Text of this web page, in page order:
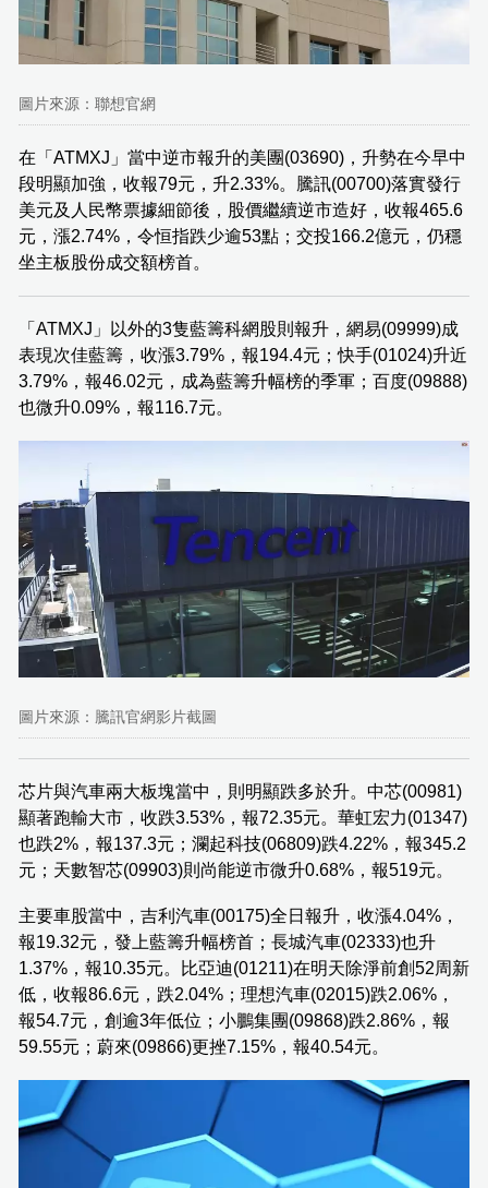
圖片來源：聯想官網
在「ATMXJ」當中逆市報升的美團(03690)，升勢在今早中
段明顯加強，收報79元，升2.33%。騰訊(00700)落實發行
美元及人民幣票據細節後，股價繼續逆市造好，收報465.6
元，漲2.74%，令恒指跌少逾53點；交投166.2億元，仍穩
坐主板股份成交額榜首。
「ATMXJ」以外的3隻藍籌科網股則報升，網易(09999)成
表現次佳藍籌，收漲3.79%，報194.4元；快手(01024)升近
3.79%，報46.02元，成為藍籌升幅榜的季軍；百度(09888)
也微升0.09%，報116.7元。
圖片來源：騰訊官網影片截圖
芯片與汽車兩大板塊當中，則明顯跌多於升。中芯(00981)
顯著跑輸大市，收跌3.53%，報72.35元。華虹宏力(01347)
也跌2%，報137.3元；瀾起科技(06809)跌4.22%，報345.2
元；天數智芯(09903)則尚能逆市微升0.68%，報519元。
主要車股當中，吉利汽車(00175)全日報升，收漲4.04%，
報19.32元，發上藍籌升幅榜首；長城汽車(02333)也升
1.37%，報10.35元。比亞迪(01211)在明天除淨前創52周新
低，收報86.6元，跌2.04%；理想汽車(02015)跌2.06%，
報54.7元，創逾3年低位；小鵬集團(09868)跌2.86%，報
59.55元；蔚來(09866)更挫7.15%，報40.54元。